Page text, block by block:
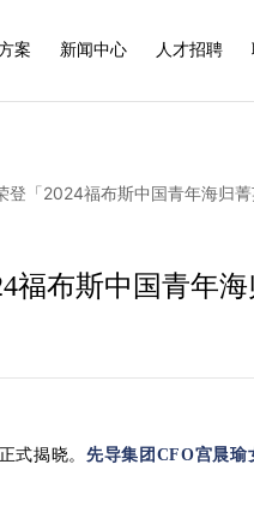
案 新闻中心 人才招聘
登「2024福布斯中国青年海归
福布斯中国青年
式揭晓。先导集团CFO宫晨瑜